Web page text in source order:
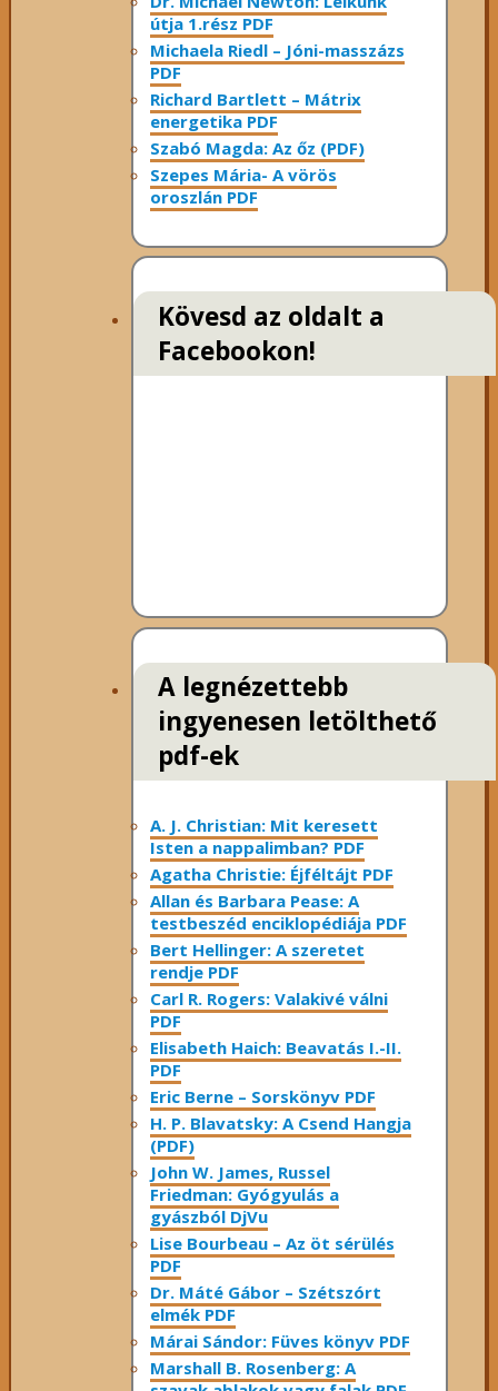
útja 1.rész PDF
Michaela Riedl – Jóni-masszázs
PDF
Richard Bartlett – Mátrix
energetika PDF
Szabó Magda: Az őz (PDF)
Szepes Mária- A vörös
oroszlán PDF
Kövesd az oldalt a
Facebookon!
A legnézettebb
ingyenesen letölthető
pdf-ek
A. J. Christian: Mit keresett
Isten a nappalimban? PDF
Agatha Christie: Éjféltájt PDF
Allan és Barbara Pease: A
testbeszéd enciklopédiája PDF
Bert Hellinger: A ​szeretet
rendje PDF
Carl R. Rogers: Valakivé válni
PDF
Elisabeth Haich: Beavatás I.-II.
PDF
Eric Berne – Sorskönyv PDF
H. P. Blavatsky: A Csend Hangja
(PDF)
John W. James, Russel
Friedman: Gyógyulás a
gyászból DjVu
Lise Bourbeau – Az öt sérülés
PDF
Dr. Máté Gábor – Szétszórt
elmék PDF
Márai Sándor: Füves könyv PDF
Marshall B. Rosenberg: A